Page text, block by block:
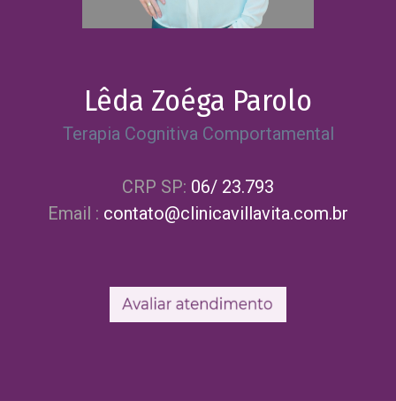
Lêda Zoéga Parolo
Terapia Cognitiva Comportamental
CRP SP: 06/ 23.793
Email : contato@clinicavillavita.com.br